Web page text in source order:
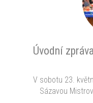
Úvodní
V sobotu 23.
Sázavou